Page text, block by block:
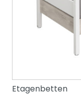
Etagenbetten